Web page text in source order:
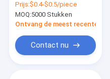
olieserum de Fles
Lege Duidelijke 30ml
60ml
Prijs:$0.4-$0.5/piece
MOQ:5000 Stukken
Ontvang de meest recente Prijs
Contact nu